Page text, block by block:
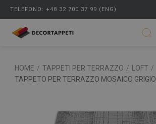
TELEFONO: +48 32 700 37 99 (ENG)
HOME / TAPPETI PER TERRAZZO / LOFT /
TAPPETO PER TERRAZZO MOSAICO GRIGIO